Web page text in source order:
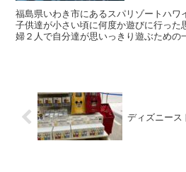
福島県いわき市にあるスパリゾートハワ
子供達が小さい頃に何度か遊びに行った
ディズニース